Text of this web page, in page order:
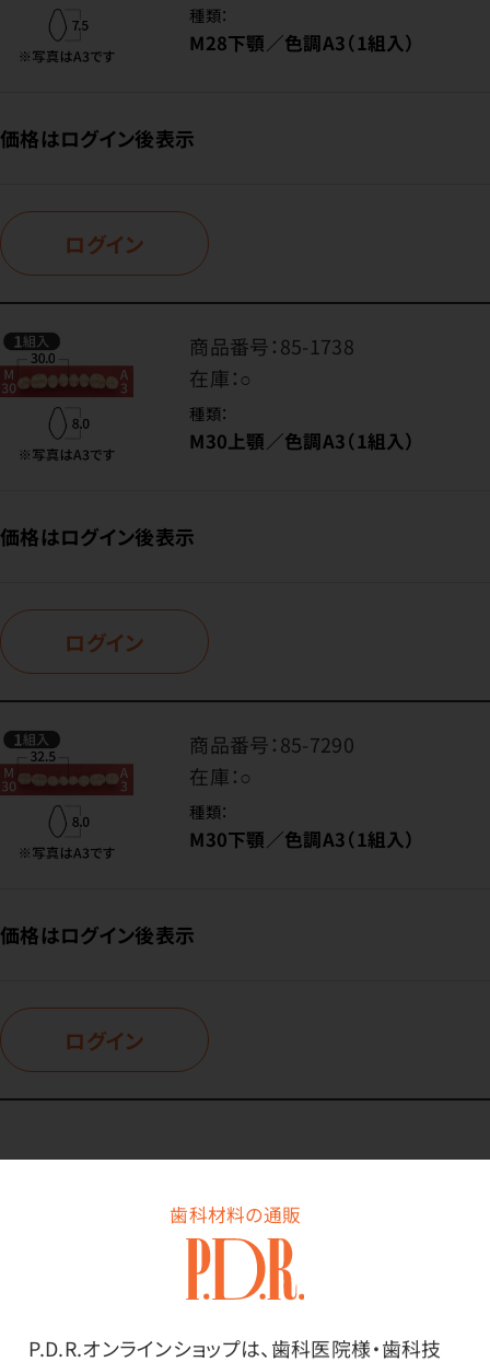
歯科材料の通販
P.D.R.オンラインショップは、歯科医院様・歯科技
種類：
M28下顎／色調A3（1組入）
価格はログイン後表示
ログイン
商品番号：85-1738
在庫：○
種類：
M30上顎／色調A3（1組入）
価格はログイン後表示
ログイン
商品番号：85-7290
在庫：○
種類：
M30下顎／色調A3（1組入）
価格はログイン後表示
ログイン